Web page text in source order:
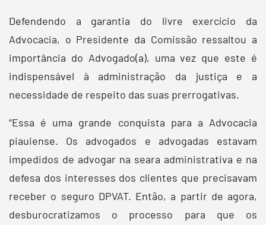
Defendendo a garantia do livre exercício da
Advocacia, o Presidente da Comissão ressaltou a
importância do Advogado(a), uma vez que este é
indispensável à administração da justiça e a
necessidade de respeito das suas prerrogativas.
“Essa é uma grande conquista para a Advocacia
piauiense. Os advogados e advogadas estavam
impedidos de advogar na seara administrativa e na
defesa dos interesses dos clientes que precisavam
receber o seguro DPVAT. Então, a partir de agora,
desburocratizamos o processo para que os